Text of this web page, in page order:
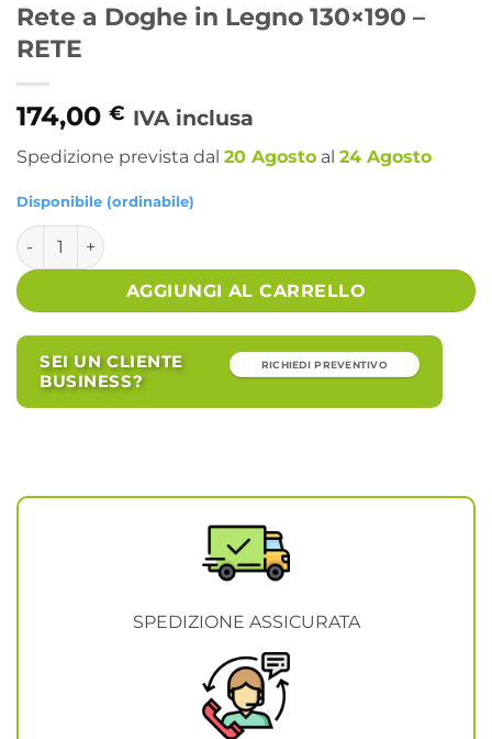
Rete a Doghe in Legno 130×190 –
RETE
174,00 € IVA inclusa
Spedizione prevista dal 20 Agosto al 24 Agosto
Disponibile (ordinabile)
Rete a Doghe in Legno 130x190 - RETE quantità
AGGIUNGI AL CARRELLO
Alternative:
SEI UN CLIENTE
BUSINESS?
RICHIEDI PREVENTIVO
SPEDIZIONE ASSICURATA